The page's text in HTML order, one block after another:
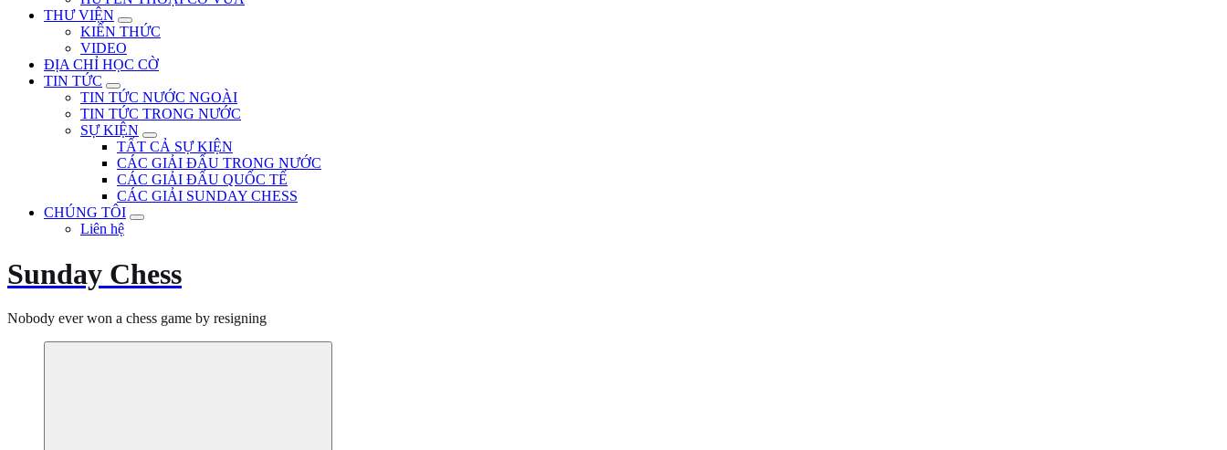
THƯ VIỆN
KIẾN THỨC
VIDEO
ĐỊA CHỈ HỌC CỜ
TIN TỨC
TIN TỨC NƯỚC NGOÀI
TIN TỨC TRONG NƯỚC
SỰ KIỆN
TẤT CẢ SỰ KIỆN
CÁC GIẢI ĐẤU TRONG NƯỚC
CÁC GIẢI ĐẤU QUỐC TẾ
CÁC GIẢI SUNDAY CHESS
CHÚNG TÔI
Liên hệ
Sunday Chess
Nobody ever won a chess game by resigning